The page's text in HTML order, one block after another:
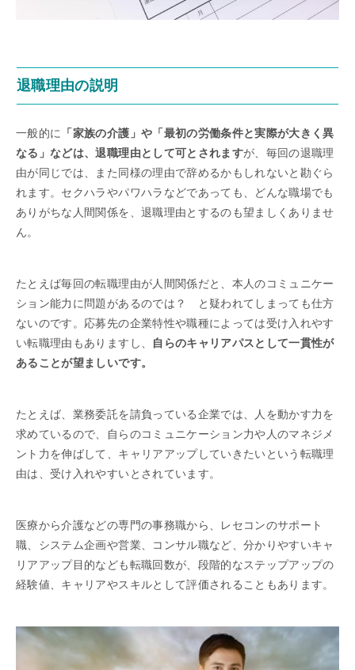
退職理由の説明
一般的に
「家族の介護」や「最初の労働条件と実際が大きく異
なる」などは、退職理由として可とされますが、毎回の退職理
由が同じでは、また同様の理由で辞めるかもしれないと勘ぐら
れます。セクハラやパワハラなどであっても、どんな職場でも
ありがちな人間関係を、退職理由とするのも望ましくありませ
ん。
たとえば毎回の転職理由が人間関係だと、本人のコミュニケー
ション能力に問題があるのでは？ と疑われてしまっても仕方
ないのです。応募先の企業特性や職種によっては受け入れやす
い転職理由もありますし、
自らのキャリアパスとして一貫性が
あることが望ましいです。
たとえば、業務委託を請負っている企業では、人を動かす力を
求めているので、自らのコミュニケーション力や人のマネジメ
ント力を伸ばして、キャリアアップしていきたいという転職理
由は、受け入れやすいとされています。
医療から介護などの専門の事務職から、レセコンのサポート
職、システム企画や営業、コンサル職など、分かりやすいキャ
リアアップ目的なども転職回数が、段階的なステップアップの
経験値、キャリアやスキルとして評価されることもあります。